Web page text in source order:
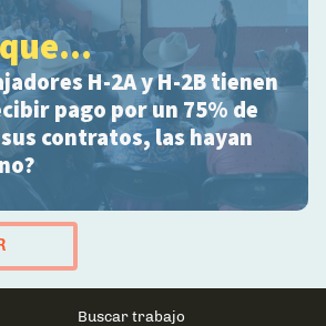
H-2A y H-2B tienen
pago por un 75% de
contratos, las hayan
El Portal Migrante
Main
Buscar trabajo